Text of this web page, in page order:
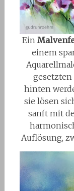
Ein
einem
hinten
sie lösen
sanft mit
Auflösung,